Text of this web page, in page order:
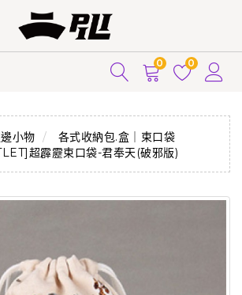
0 0
小物
各式收納包.盒｜束口袋
超霹靂束口袋-君奉天(破邪版)